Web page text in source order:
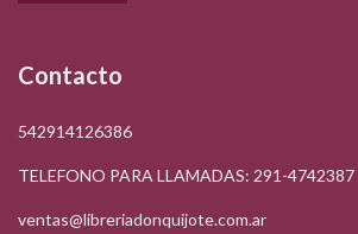
Contacto
542914126386
TELEFONO PARA LLAMADAS: 291-4742387
ventas@libreriadonquijote.com.ar